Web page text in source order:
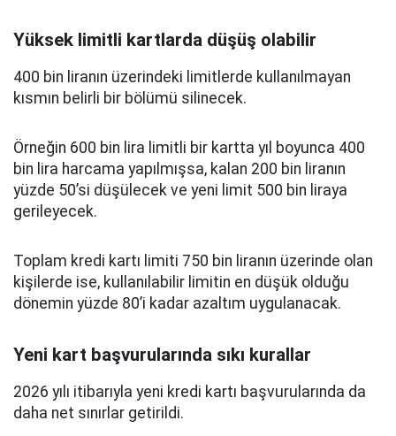
Yüksek limitli kartlarda düşüş olabilir
400 bin liranın üzerindeki limitlerde kullanılmayan
kısmın belirli bir bölümü silinecek.
Örneğin 600 bin lira limitli bir kartta yıl boyunca 400
bin lira harcama yapılmışsa, kalan 200 bin liranın
yüzde 50’si düşülecek ve yeni limit 500 bin liraya
gerileyecek.
Toplam kredi kartı limiti 750 bin liranın üzerinde olan
kişilerde ise, kullanılabilir limitin en düşük olduğu
dönemin yüzde 80’i kadar azaltım uygulanacak.
Yeni kart başvurularında sıkı kurallar
2026 yılı itibarıyla yeni kredi kartı başvurularında da
daha net sınırlar getirildi.